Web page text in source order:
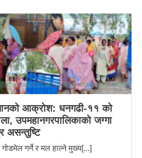
आक्रोश: धनगढी-११ को
उपमहानगरपालिकाको जग्गा
असन्तुष्टि
गोडमेल गर्ने र मल हाल्ने मुख्य[...]